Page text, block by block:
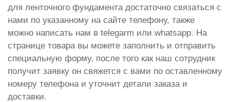
для ленточного фундамента достаточно связаться с
нами по указанному на сайте телефону, также
можно написать нам в telegarm или whatsapp. На
странице товара вы можете заполнить и отправить
специальную форму, после того как наш сотрудник
получит заявку он свяжется с вами по оставленному
номеру телефона и уточнит детали заказа и
доставки.